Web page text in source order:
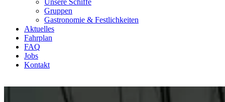
Unsere Schiffe
Gruppen
Gastronomie & Festlichkeiten
Aktuelles
Fahrplan
FAQ
Jobs
Kontakt